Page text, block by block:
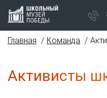
Главная Команда
Активисты